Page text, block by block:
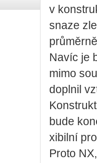
v
snaze
Navíc je
mimo
do­pl­nil
bude
xi­bil­ní
Proto